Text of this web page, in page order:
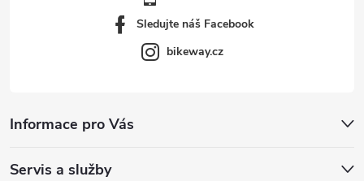
Sledujte náš Facebook
bikeway.cz
Informace pro Vás
Servis a služby